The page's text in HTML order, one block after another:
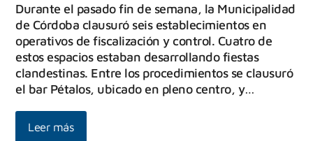
Durante el pasado fin de semana, la Municipalidad
de Córdoba clausuró seis establecimientos en
operativos de fiscalización y control. Cuatro de
estos espacios estaban desarrollando fiestas
clandestinas. Entre los procedimientos se clausuró
el bar Pétalos, ubicado en pleno centro, y…
Leer más